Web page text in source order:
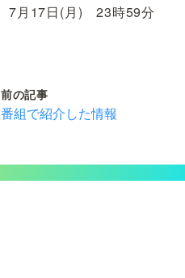
7月17日(月) 23時59分
前の記事
番組で紹介した情報